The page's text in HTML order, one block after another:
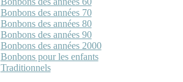
Bonbons des années 70
Bonbons des années 80
Bonbons des années 90
Bonbons des années 2000
Bonbons pour les enfants
Traditionnels